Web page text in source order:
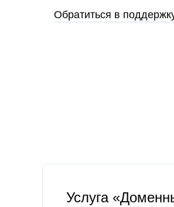
Обратиться в
Услуга